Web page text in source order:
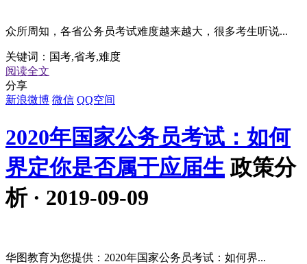
众所周知，各省公务员考试难度越来越大，很多考生听说...
关键词： 国考,省考,难度
阅读全文
分享
新浪微博 微信 QQ空间
2020年国家公务员考试：如何
界定你是否属于应届生 政策分
析 · 2019-09-09
华图教育为您提供：2020年国家公务员考试：如何界...